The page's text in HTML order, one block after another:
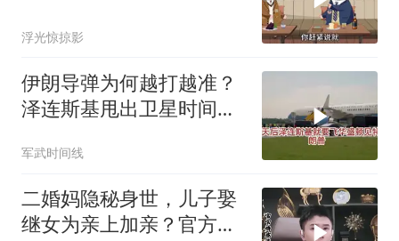
浮光惊掠影
伊朗导弹为何越打越准？
泽连斯基甩出卫星时间
京
军武时间线
二婚妈隐秘身世，儿子娶
继女为亲上加亲？官方怒